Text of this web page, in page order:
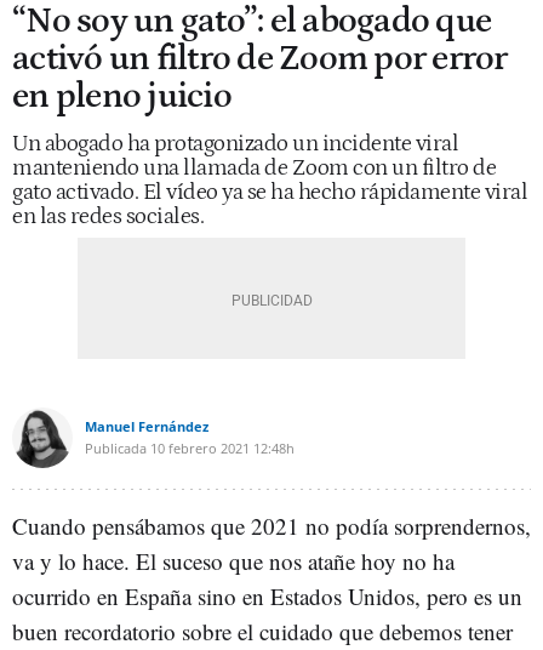
“No soy un gato”: el abogado que
activó un filtro de Zoom por error
en pleno juicio
Un abogado ha protagonizado un incidente viral
manteniendo una llamada de Zoom con un filtro de
gato activado. El vídeo ya se ha hecho rápidamente viral
en las redes sociales.
Manuel Fernández
Publicada 10 febrero 2021 12:48h
Cuando pensábamos que 2021 no podía sorprendernos,
va y lo hace. El suceso que nos atañe hoy no ha
ocurrido en España sino en Estados Unidos, pero es un
buen recordatorio sobre el cuidado que debemos tener